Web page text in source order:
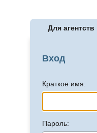
Для агентств
Вход
Краткое имя:
Пароль: